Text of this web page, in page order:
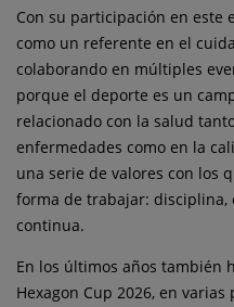
Con su participación en este
como un referente en el
colaborando en múltiples
porque el deporte es un
relacionado con la salud
enfermedades como en la
una serie de valores con los
forma de trabajar:
continua.
En los últimos años también
Hexagon Cup 2026, en